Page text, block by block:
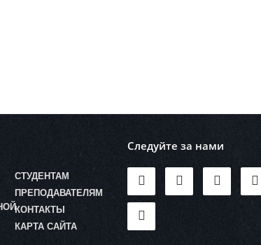
СТУДЕНТАМ
ПРЕПОДАВАТЕЛЯМ
КОНТАКТЫ
КАРТА САЙТА
Следуйте за нами